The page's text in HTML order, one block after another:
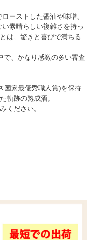
ーストした醤油や味噌、
素晴らしい複雑さを持っ
は、驚きと喜びで満ちる
で、かなり感激の多い審査
国家最優秀職人賞)を保持
軌跡の熟成酒。
ください。